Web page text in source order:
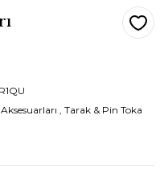
, Tarak & Pin Toka